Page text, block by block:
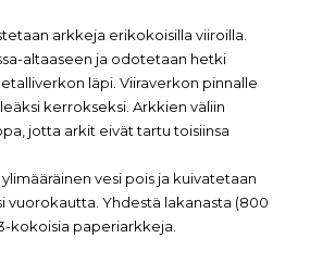
arkkeja erikokoisilla viiroilla.
altaaseen ja odotetaan hetki
läpi. Viiraverkon pinnalle
kerrokseksi. Arkkien väliin
jotta arkit eivät tartu toisiinsa
vesi pois ja kuivatetaan
vuorokautta. Yhdestä lakanasta (800
kokoisia paperiarkkeja.